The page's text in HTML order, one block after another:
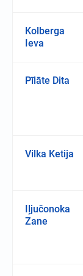
Kolberga
Ieva
Pīlāte Dita
Vilka Ketija
Iļjučonoka
Zane